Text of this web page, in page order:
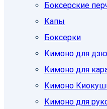
Боксерские
Капы
Боксерки
Кимоно для
Кимоно для
Кимоно
Кимоно для